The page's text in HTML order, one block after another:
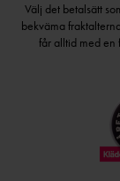
Välj det betalsätt
bekväma
får alltid med en